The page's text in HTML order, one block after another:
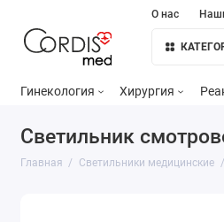
О нас
Гинекология Хирургия
Светильник
Главная Светильники медицинские